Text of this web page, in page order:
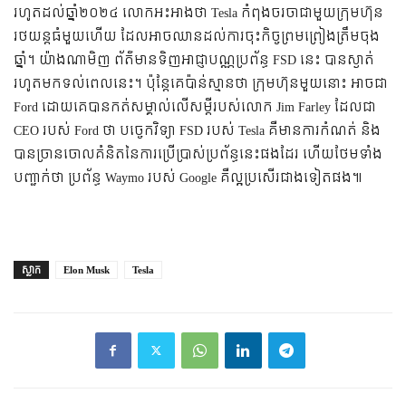
រហូតដល់ឆ្នាំ​២០២៤ លោកអះអាងថា Tesla កំពុងចរចាជាមួយក្រុមហ៊ុន
រថយន្តធំមួយហើយ ដែលអាចឈានដល់ការចុះកិច្ចព្រមព្រៀងត្រឹមចុង
ឆ្នាំ។ យ៉ាងណាមិញ ព័ត៌មានទិញអាជ្ញាបណ្ណប្រព័ន្ធ FSD នេះ បានស្ងាត់
រហូតមកទល់ពេលនេះ។ ប៉ុន្តែគេប៉ាន់ស្មានថា ក្រុមហ៊ុនមួយនោះ អាចជា
Ford ដោយគេបានកត់សម្គាល់លើសម្តីរបស់លោក Jim Farley ដែលជា
CEO របស់ Ford ថា បច្ចេកវិទ្យា FSD របស់ Tesla គឺមានការកំណត់ និង
បានច្រានចោលគំនិតនៃការប្រើប្រាស់ប្រព័ន្ធនេះផងដែរ ហើយថែមទាំង
បញ្ជាក់ថា ប្រព័ន្ធ Waymo របស់ Google គឺល្អប្រសើរជាងទៀតផង៕
ស្លាក Elon Musk Tesla